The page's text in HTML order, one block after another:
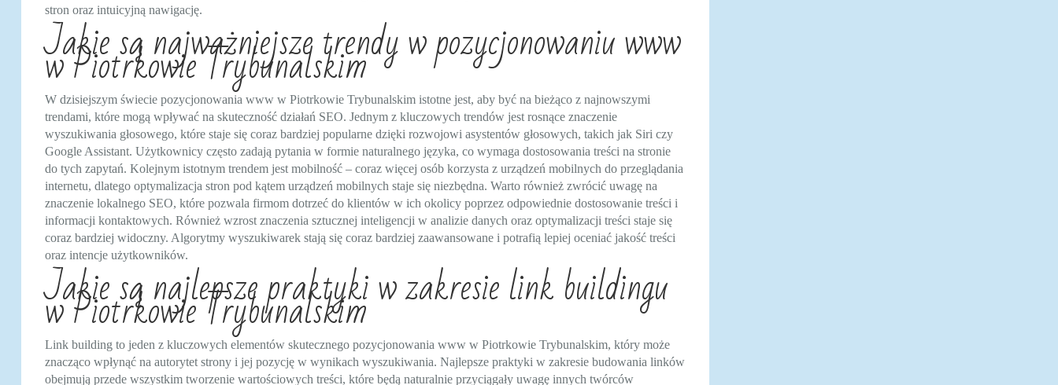
stron oraz intuicyjną nawigację.
Jakie są najważniejsze trendy w pozycjonowaniu www
w Piotrkowie Trybunalskim
W dzisiejszym świecie pozycjonowania www w Piotrkowie Trybunalskim istotne jest, aby być na bieżąco z najnowszymi
trendami, które mogą wpływać na skuteczność działań SEO. Jednym z kluczowych trendów jest rosnące znaczenie
wyszukiwania głosowego, które staje się coraz bardziej popularne dzięki rozwojowi asystentów głosowych, takich jak Siri czy
Google Assistant. Użytkownicy często zadają pytania w formie naturalnego języka, co wymaga dostosowania treści na stronie
do tych zapytań. Kolejnym istotnym trendem jest mobilność – coraz więcej osób korzysta z urządzeń mobilnych do przeglądania
internetu, dlatego optymalizacja stron pod kątem urządzeń mobilnych staje się niezbędna. Warto również zwrócić uwagę na
znaczenie lokalnego SEO, które pozwala firmom dotrzeć do klientów w ich okolicy poprzez odpowiednie dostosowanie treści i
informacji kontaktowych. Również wzrost znaczenia sztucznej inteligencji w analizie danych oraz optymalizacji treści staje się
coraz bardziej widoczny. Algorytmy wyszukiwarek stają się coraz bardziej zaawansowane i potrafią lepiej oceniać jakość treści
oraz intencje użytkowników.
Jakie są najlepsze praktyki w zakresie link buildingu
w Piotrkowie Trybunalskim
Link building to jeden z kluczowych elementów skutecznego pozycjonowania www w Piotrkowie Trybunalskim, który może
znacząco wpłynąć na autorytet strony i jej pozycję w wynikach wyszukiwania. Najlepsze praktyki w zakresie budowania linków
obejmują przede wszystkim tworzenie wartościowych treści, które będą naturalnie przyciągały uwagę innych twórców